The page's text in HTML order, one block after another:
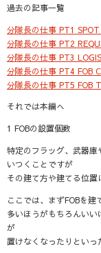
過去の記事一覧
分隊長の仕事 PT1
分隊長の仕事 PT2
分隊長の仕事 PT3
分隊長の仕事 PT4 FOB
分隊長の仕事 PT5 FOB
それでは本編へ
1 FOBの設置個数
特定のフラッグ、武器庫
いつくことですが
その建て方や建てる位置
ここでは、まずFOBを建
多いほうがもちろんい
が
置けなくなったりといっ